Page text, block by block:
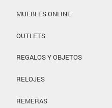
MUEBLES ONLINE
OUTLETS
REGALOS Y OBJETOS
RELOJES
REMERAS